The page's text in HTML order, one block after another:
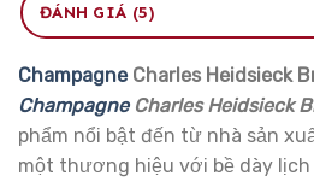
ĐÁNH GIÁ (5)
ChampagneCharles Heidsieck
ChampagneCharles Heidsieck
phẩm nổi bật đến từ nhà sản
một thương hiệu với bề dày lịch